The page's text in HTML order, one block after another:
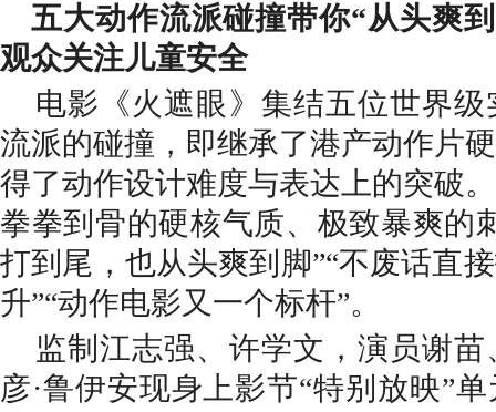
五大动作流派碰撞带你“从头爽
观众关注儿童安全
电影《火遮眼》集结五位世界
流派的碰撞，即继承了港产动作片
得了动作设计难度与表达上的突破
拳拳到骨的硬核气质、极致暴爽的
打到尾，也从头爽到脚”“不废话直
升”“动作电影又一个标杆”。
监制江志强、许学文，演员谢
彦·鲁伊安现身上影节“特别放映”